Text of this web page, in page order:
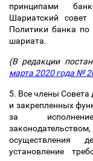
принципами
Шариатский совет
Политики банка по
шариата.
(В редакции
марта 2020 года №
5. Все члены Совета
и закрепленных
за
осуществления
установление